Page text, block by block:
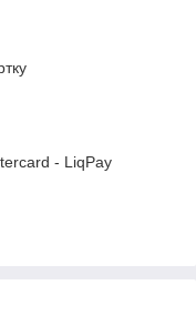
- LiqPay